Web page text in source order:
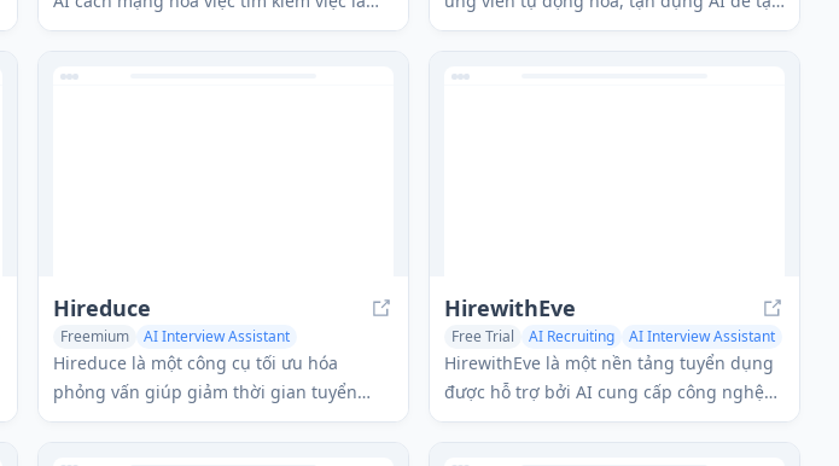
bằng cách tự động tìm kiếm và nộp đơn
bạn ngủ.
ra các câu hỏi sàng lọc tùy chỉnh, phân
thích tức thì cho các ứng viên.
Hireduce
Freemium
AI Interview Assistant
AI Recruiting
AI Task Management
Hireduce là một công cụ tối ưu hóa
phỏng vấn giúp giảm thời gian tuyển
dụng bằng cách cung cấp việc tạo phản
HirewithEve
Free Trial AI Recruiting AI Interview Assistant
HirewithEve là một nền tảng tuyển dụng
được hỗ trợ bởi AI cung cấp công nghệ
giọng nói tiên tiến và các giải pháp tùy